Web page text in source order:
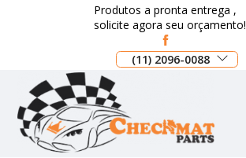
Produtos a pronta entrega ,
solicite agora seu orçamento!
(11) 2096-0088